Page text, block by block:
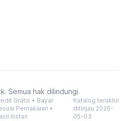
Semua hak dilindungi.
Gratis • Bayar
Pemakaian •
Instan
Katalog terakhir
ditinjau 2026-
05-03